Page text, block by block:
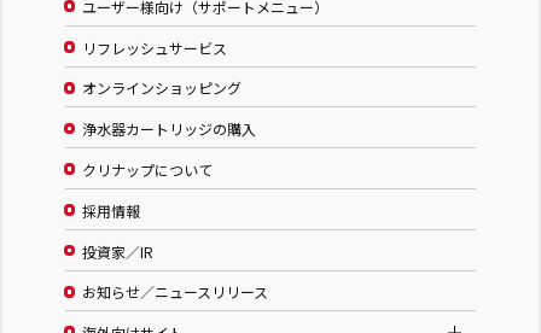
ユーザー様向け（サポートメニュー）
リフレッシュサービス
オンラインショッピング
浄水器カートリッジの購入
クリナップについて
採用情報
投資家／IR
お知らせ／ニュースリリース